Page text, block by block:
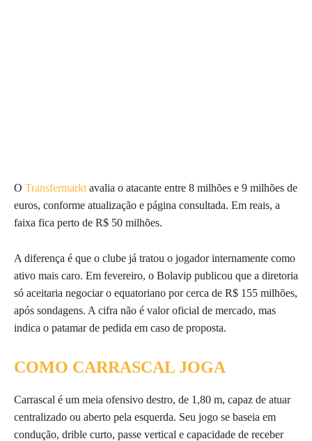
O Transfermarkt avalia o atacante entre 8 milhões e 9 milhões de
euros, conforme atualização e página consultada. Em reais, a
faixa fica perto de R$ 50 milhões.
A diferença é que o clube já tratou o jogador internamente como
ativo mais caro. Em fevereiro, o Bolavip publicou que a diretoria
só aceitaria negociar o equatoriano por cerca de R$ 155 milhões,
após sondagens. A cifra não é valor oficial de mercado, mas
indica o patamar de pedida em caso de proposta.
COMO CARRASCAL JOGA
Carrascal é um meia ofensivo destro, de 1,80 m, capaz de atuar
centralizado ou aberto pela esquerda. Seu jogo se baseia em
condução, drible curto, passe vertical e capacidade de receber